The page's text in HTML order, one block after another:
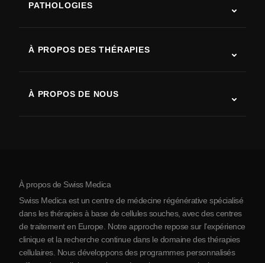
PATHOLOGIES
Maladie de Parkinson
Arthrite
À PROPOS DES THÉRAPIES
À PROPOS DE NOUS
À propos de la Serbie
Partenariats
Contact
À propos de Swiss Medica
Swiss Medica est un centre de médecine régénérative spécialisé
dans les thérapies à base de cellules souches, avec des centres
de traitement en Europe. Notre approche repose sur l’expérience
clinique et la recherche continue dans le domaine des thérapies
cellulaires. Nous développons des programmes personnalisés